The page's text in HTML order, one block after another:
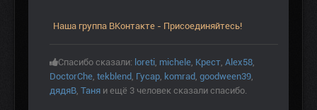
Наша группа ВКонтакте - Присоединяйтесь!
Спасибо сказали: loreti michele Крест Alex58
DoctorChe tekblend Гусар komrad goodween39
дядяВ Таня и ещё 3 человек сказали спасибо.